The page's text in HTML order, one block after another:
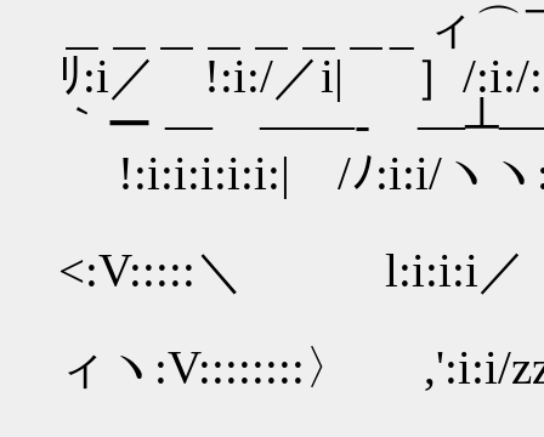
＿＿＿＿＿＿＿_ ィ
ﾘ:i／ !:i:/／i| ］/:i:/:
｀ー ― ――‐ ―┴―/
!:i:i:i:i:i:| /ﾉ:i:i/ヽヽ:
<:V:::::＼ l:i:i:i／〔
ィヽ:V::::::::〉 ,':i:i/